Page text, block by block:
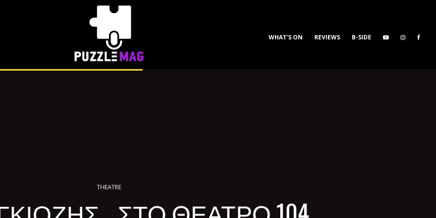
B-SIDE
REVIEWS
WHAT’S ON
THEATRE